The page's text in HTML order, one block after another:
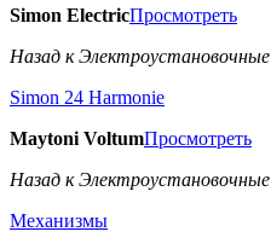
Simon ElectricПросмотреть
Назад к Электроустановочные
Simon 24 Harmonie
Maytoni VoltumПросмотреть
Назад к Электроустановочные
Механизмы